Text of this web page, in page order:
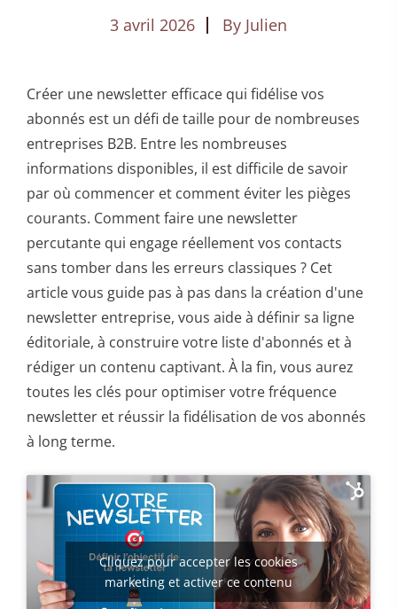
3 avril 2026 By Julien
Créer une newsletter efficace qui fidélise vos
abonnés est un défi de taille pour de nombreuses
entreprises B2B. Entre les nombreuses
informations disponibles, il est difficile de savoir
par où commencer et comment éviter les pièges
courants. Comment faire une newsletter
percutante qui engage réellement vos contacts
sans tomber dans les erreurs classiques ? Cet
article vous guide pas à pas dans la création d'une
newsletter entreprise, vous aide à définir sa ligne
éditoriale, à construire votre liste d'abonnés et à
rédiger un contenu captivant. À la fin, vous aurez
toutes les clés pour optimiser votre fréquence
newsletter et réussir la fidélisation de vos abonnés
à long terme.
Cliquez pour accepter les cookies
marketing et activer ce contenu